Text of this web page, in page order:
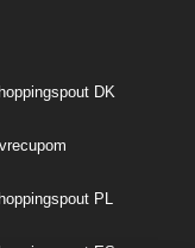
DK
PL